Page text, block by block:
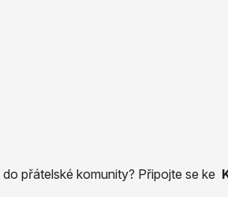
přátelské komunity? Připojte se ke